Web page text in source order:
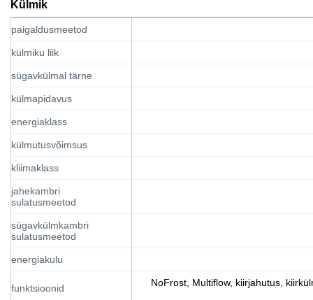
Külmik
paigaldusmeetod
külmiku liik
sügavkülmal tärne
külmapidavus
energiaklass
külmutusvõimsus
kliimaklass
jahekambri
sulatusmeetod
sügavkülmkambri
sulatusmeetod
energiakulu
funktsioonid NoFrost, Multiflow, kiirjahutus,